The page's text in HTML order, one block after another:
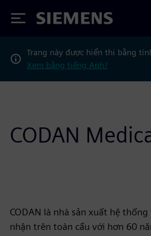
Siemens
Trang này được hiển thị bằng
Xem bằng tiếng Anh?
CODAN
CODAN là nhà sản xuất hệ
nhận trên toàn cầu với hơn 60